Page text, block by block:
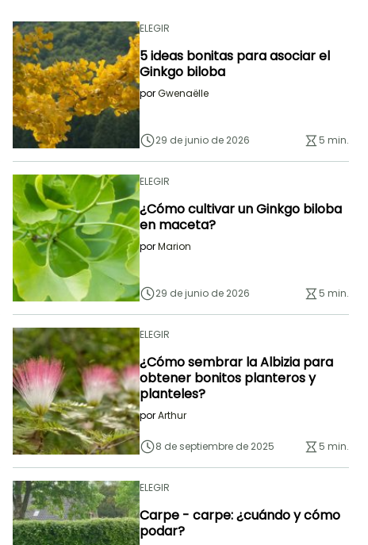
ELEGIR
5 ideas bonitas para asociar el
Ginkgo biloba
porGwenaëlle
29 de junio de 2026 5 min.
ELEGIR
¿Cómo cultivar un Ginkgo biloba
en maceta?
porMarion
29 de junio de 2026 5 min.
ELEGIR
¿Cómo sembrar la Albizia para
obtener bonitos planteros y
planteles?
porArthur
8 de septiembre de 2025 5 min.
ELEGIR
Carpe - carpe: ¿cuándo y cómo
podar?